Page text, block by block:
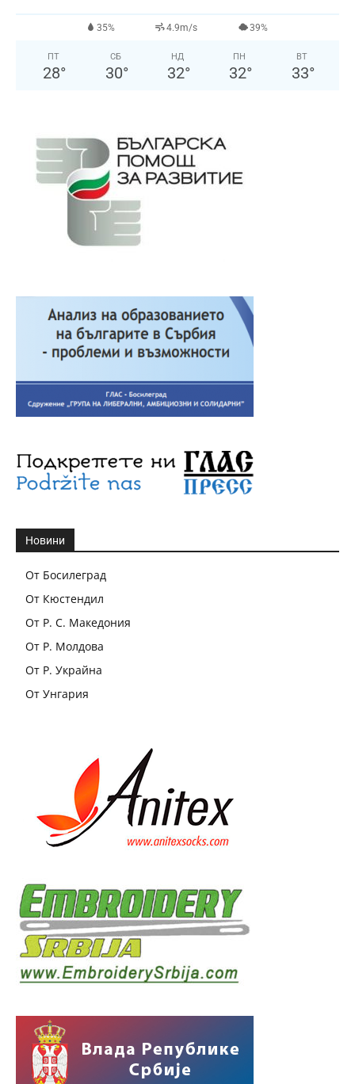
35% 4.9m/s 39%
ПТ
28°
СБ
30°
НД
32°
ПН
32°
ВТ
33°
Новини
От Босилеград
От Кюстендил
От Р. С. Македония
От Р. Молдова
От Р. Украйна
От Унгария